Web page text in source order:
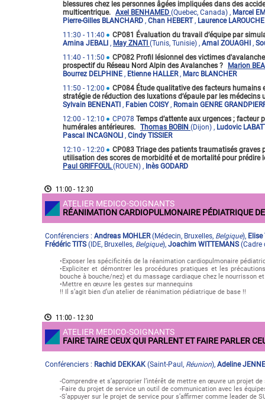
blessures chez les personnes âgées impliquées dans des
multicentrique. Axel BENHAMED (Quebec, Canada) , Marcel
Pierre-Gilles BLANCHARD , Chan HEBERT, Laurence
11:30 - 11:40
CP081 Évaluation du travail d’équipe par
Amina JEBALI , May ZNATI (Tunis, Tunisie) , Amal ZOUAGHI ,
11:40 - 11:50
CP082 Profil lésionnel des victimes
prospectif du Réseau Nord Alpin des Avalanches ?
Marion
Bourrez DELPHINE , Etienne HALLER, Marc BLANCHER
11:50 - 12:00
CP084 Étude qualitative des facteurs
stratégie de réduction des luxations d’épaule par les médecins
Sylvain BENENATI , Fabien COISY, Romain GENRE
12:00 - 12:10 CP078 Temps d’attente aux urgences ; facteur
humérales antérieures. Thomas BOBIN (Dijon) , Ludovic
Pascal INCAGNOLI , Cindy TISSIER
12:10 - 12:20
CP083 Triage des patients traumatisés graves
utilisation des scores de morbidité et de mortalité pour prédire
Paul GRIFFOUL(ROUEN) , Inès GODARD
11:00 - 12:30
ATELIER MEDICO-SOIGNANTS
RÉANIMATION CARDIOPULMONAIRE PÉDIATRIQUE
Conférenciers : Andreas MOHLER(Médecin, Bruxelles, Belgique), Elise
Frédéric TITS( IDE, Bruxelles, Belgique), Joachim WITTEMANS(Cadre
•Exposer les spécificités de la réanimation cardiopulmonaire
•Expliciter et démontrer les procédures pratiques et les
bouche à bouche/nez) et du massage cardiaque chez le nourrisson et
•Mettre en œuvre les gestes sur mannequins
!! Il s’agit bien d’un atelier de réanimation pédiatrique de base !!
11:00 - 12:30
ATELIER MEDICO-SOIGNANTS
FAIRE TAIRE CEUX QUI PARLENT ET FAIRE PARLER
Conférenciers : Rachid DEKKAK (Saint-Paul , Réunion), Adeline
-Comprendre et s’approprier l’intérêt de mettre en œuvre un projet
-Faire du projet de service un outil de communication avec les
-S’appuyer sur le projet de service pour s’affirmer comme leader de